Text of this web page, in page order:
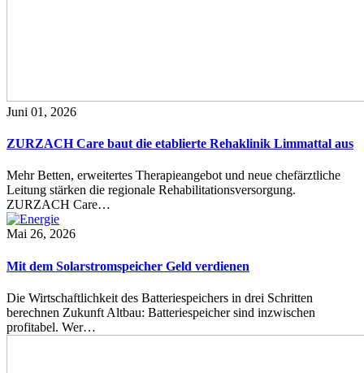
Juni 01, 2026
ZURZACH Care baut die etablierte Rehaklinik Limmattal aus
Mehr Betten, erweitertes Therapieangebot und neue chefärztliche
Leitung stärken die regionale Rehabilitationsversorgung.
ZURZACH Care…
Mai 26, 2026
Mit dem Solarstromspeicher Geld verdienen
Die Wirtschaftlichkeit des Batteriespeichers in drei Schritten
berechnen Zukunft Altbau: Batteriespeicher sind inzwischen
profitabel. Wer…